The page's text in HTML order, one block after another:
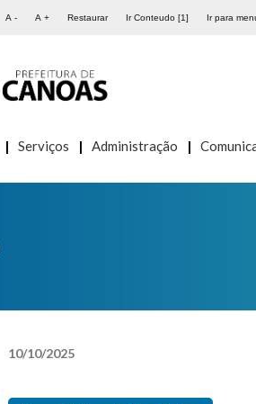
A - A + Restaurar Ir Conteudo [1] Ir para
Serviços Administração
10/10/2025